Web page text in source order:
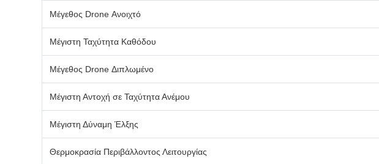
Μέγεθος Drone Ανοιχτό
Μέγιστη Ταχύτητα Καθόδου
Μέγεθος Drone Διπλωμένο
Μέγιστη Αντοχή σε Ταχύτητα Ανέμου
Μέγιστη Δύναμη Έλξης
Θερμοκρασία Περιβάλλοντος Λειτουργίας